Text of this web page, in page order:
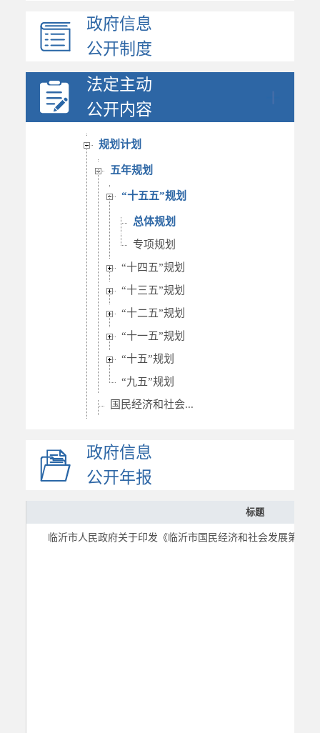
政府信息
公开制度
法定主动
公开内容
法规文件
机构职能
会议公开
决策公开
人事信息
规划计划
五年规划
“十五五”规划
总体规划
专项规划
“十四五”规划
“十三五”规划
“十二五”规划
“十一五”规划
“十五”规划
“九五”规划
国民经济和社会...
区域规划
国土空间规划
统计信息
政府信息
公开年报
标题
临沂市人民政府关于印发《临沂市国民经济和社会发展第十